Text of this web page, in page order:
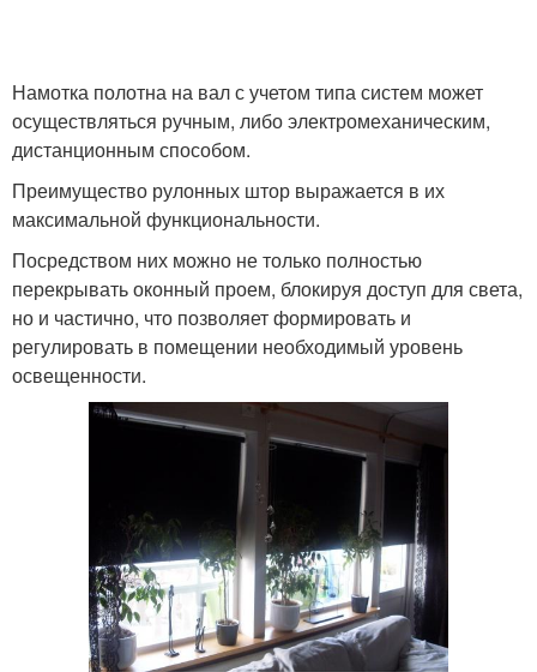
Намотка полотна на вал с учетом типа систем может
осуществляться ручным, либо электромеханическим,
дистанционным способом.
Преимущество рулонных штор выражается в их
максимальной функциональности.
Посредством них можно не только полностью
перекрывать оконный проем, блокируя доступ для света,
но и частично, что позволяет формировать и
регулировать в помещении необходимый уровень
освещенности.